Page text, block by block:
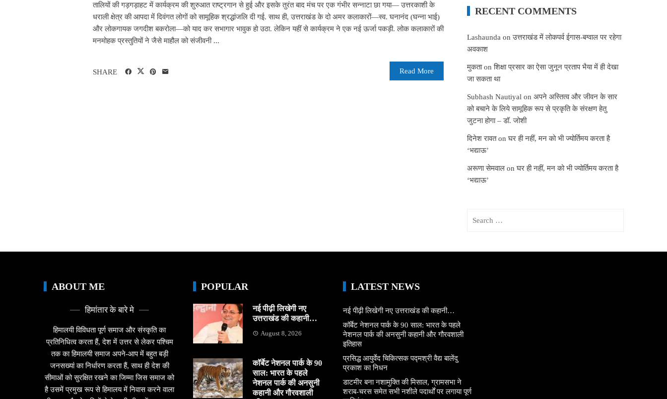
तालियों की गड़गड़ाहट में कार्यक्रम की शुरुआत राष्ट्रगान से हुई और इसके तुरंत बाद मंच पर एक गंभीर सन्नाटा छा गया— उत्तरकाशी के
धराली क्षेत्र की आपदा में दिवंगत लोगों को सामूहिक श्रद्धांजलि दी गई. साथ ही, उत्तराखंड के दो अमर कलाकारों—स्व. घनानंद (घन्ना भाई)
और लोकगायक जगदीश बकरोला—को याद कर सभागार भावुक हो उठा. लेकिन यहीं से कार्यक्रम ने एक नई ऊर्जा पकड़ी. लोक कलाकारों की
मनमोहक प्रस्तुतियों ने जैसे माहौल को संजीवनी ...
Read More
SHARE
RECENT COMMENTS
Lashaunda onउत्तराखंड में लोकपर्व ईगास-बग्वाल पर रहेगा
अवकाश
मुकताonशिक्षा प्रसार का ऐसा जुनून प्रताप भैया में ही देखा
जा सकता था
Subhash Nautiyal onअपने अस्तित्व और जीवन के सार
को बचाने के लिये सामूहिक रूप से प्रकृति के संरक्षण हेतु
जुटना होगा – डॉ. जोशी
दिनेश रावतonघर ही नहीं, मन को भी ज्योर्तिमय करता है
‘भद्याऊ’
अरूणा सेमवाल onघर ही नहीं, मन को भी ज्योर्तिमय करता है
‘भद्याऊ’
ABOUT ME
हिमांतार के बारे मे
हिमालयी विविधता पूर्ण समाज और संस्कृति का
प्रतिनिधित्व करता हैं, देश में उत्तर से लेकर पश्चिम
तक का हिमालयी समाज अपने-आप में बहुत बड़ी
जनसख्यां का निर्धारण करता हैं, साथ ही देश की
सीमाओं को सुरक्षित रखने का जिम्मा जिस समाज को
है उसमें प्रमुख रूप से हिमालय में निवास करने वाला
POPULAR
नई पीढ़ी लिखेगी नए
उत्तराखंड की कहानी…
August 8, 2026
कॉर्बेट नेशनल पार्क के 90
साल: भारत के पहले
नेशनल पार्क की अनसुनी
कहानी और गौरवशाली
LATEST NEWS
नई पीढ़ी लिखेगी नए उत्तराखंड की कहानी…
कॉर्बेट नेशनल पार्क के 90 साल: भारत के पहले
नेशनल पार्क की अनसुनी कहानी और गौरवशाली
इतिहास
प्रसिद्ध आयुर्वेद चिकित्सक पद्मश्री वैद्य बालेंदु
प्रकाश का निधन
डाटमीर बना नशामुक्ति की मिसाल, ग्रामसभा ने
शराब-चरस समेत सभी नशीले पदार्थों पर लगाया पूर्ण